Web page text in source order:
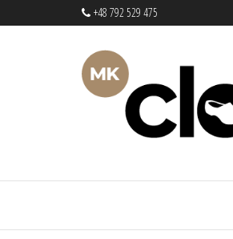
+48 792 529 475
obuwniczy